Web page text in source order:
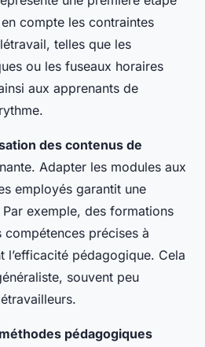
compte les contraintes
telles que les
ou les fuseaux horaires
aux apprenants de
des contenus de
Adapter les modules aux
employés garantit une
exemple, des formations
précises à
l’efficacité pédagogique. Cela
souvent peu
méthodes pédagogiques